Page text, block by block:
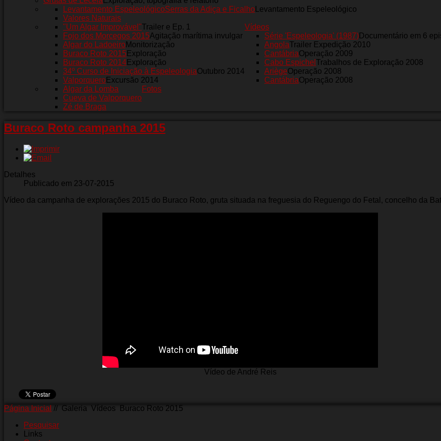
Serras da Adiça e Ficalho Levantamento Espeleológico
Levantamento Espeleológico
Valores Naturais
Vídeos
"Um Algar Improvável"Trailer e Ep. 1
Fojo dos Morcegos 2015Agitação marítima invulgar
Algar do LadoeiroMonitorização
Buraco Roto 2015 Exploração
Buraco Roto 2014Exploração
34º Curso de Iniciação à EspeleologiaOutubro 2014
ValporqueroExcursão 2014
Série 'Espeleologia' (1987)Documentário em 6
AngolaTrailer Expedição 2010
CantábriaOperação 2009
Cabo Espichel Trabalhos de Exploração 2008
AriègeOperação 2008
CantábriaOperação 2008
Fotos
Algar da Lomba
Cueva de Valporquero
Zé de Braga
Buraco Roto campanha 2015
Detalhes
Publicado em 23-07-2015
Vídeo da campanha de explorações 2015 do Buraco Roto, gruta situada na freguesia do Reguengo do Fetal, concelho da
Vídeo de André Reis
Página Inicial // Galeria Vídeos
Buraco Roto 2015
Pesquisar
Links